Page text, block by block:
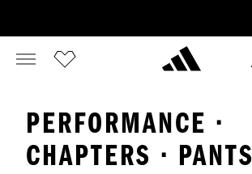
PERFORMANCE ·
CHAPTERS · PANTS